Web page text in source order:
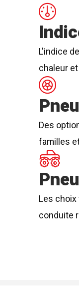
L'indice
chaleur
Des
familles
Les
conduite